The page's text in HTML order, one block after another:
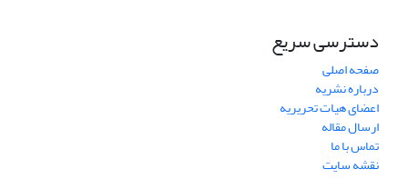
دسترسی سریع
صفحه اصلی
درباره نشریه
اعضای هیات تحریریه
ارسال مقاله
تماس با ما
نقشه سایت